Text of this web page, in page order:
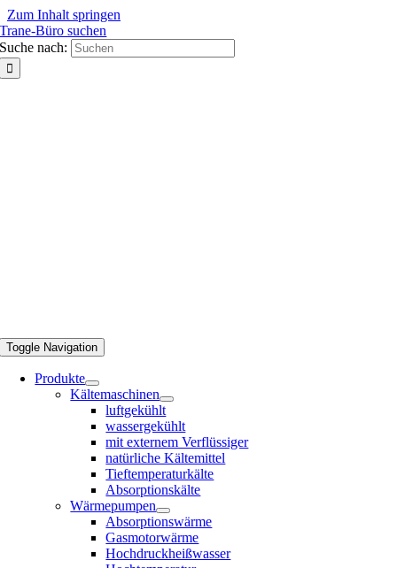
Zum Inhalt springen
Trane-Büro suchen
Suche nach:
Toggle Navigation
Produkte
Kältemaschinen
luftgekühlt
wassergekühlt
mit externem Verflüssiger
natürliche Kältemittel
Tieftemperaturkälte
Absorptionskälte
Wärmepumpen
Absorptionswärme
Gasmotorwärme
Hochdruckheißwasser